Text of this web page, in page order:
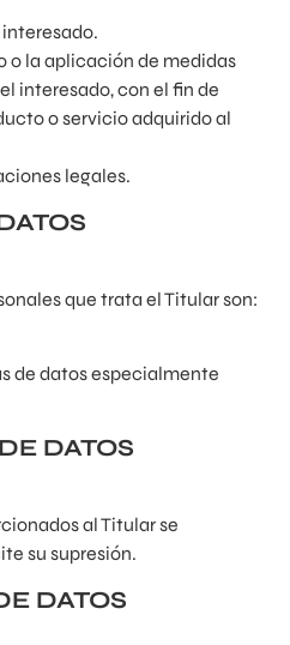
o la aplicación de medidas
interesado, con el fin de
o servicio adquirido al
legales.
que trata el Titular son:
de datos especialmente
DATOS
al Titular se
su supresión.
DATOS